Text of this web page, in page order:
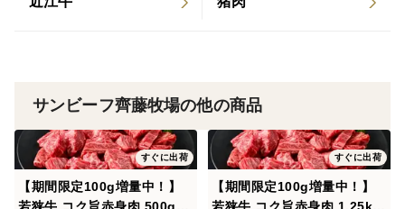
サンビーフ齊藤牧場の他の商品
すぐに出荷
【期間限定100g増量中！】
すぐに出荷
【期間限定100g増量中！】